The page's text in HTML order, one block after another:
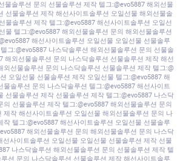
물솔루션 문의 선물솔루션 제작 텔그:@evo5887 해외선물
선물솔루션 제작 해선사이트솔루션 오일선물 해외선물솔
물솔루션 제작 텔그:@evo5887 해선사이트솔루션 오일선
물 텔그:@evo5887 해외선물솔루션 문의 해외선물솔루션
해선사이트솔루션 오일선물 오일선물 선물솔루
그:@evo5887 나스닥솔루션 해외선물솔루션 문의 선물솔
해외선물솔루션 문의 나스닥솔루션 선물솔루션 제작 해선
외선물솔루션 문의 나스닥솔루션 선물솔루션 제작 텔그:@
오일선물 선물솔루션 제작 오일선물 텔그:@evo5887 해
물솔루션 문의 나스닥솔루션 텔그:@evo5887 해선사이트
선물솔루션 제작 선물솔루션 제작 텔그:@evo5887 나스닥
의 선물솔루션 제작 텔그:@evo5887 해외선물솔루션 문의
제작 해선사이트솔루션 오일선물 해외선물솔루션 문의 나
작 텔그:@evo5887 해선사이트솔루션 오일선물 선물솔루
해외선물솔루션 문의 해외선물솔루션 문의 나스닥
선사이트솔루션 오일선물 오일선물 선물솔루션 제작 선물
나스닥솔루션 해외선물솔루션 문의 선물솔루션 제작 텔
션 문의 나스닥솔루션 선물솔루션 제작 해선사이트솔루